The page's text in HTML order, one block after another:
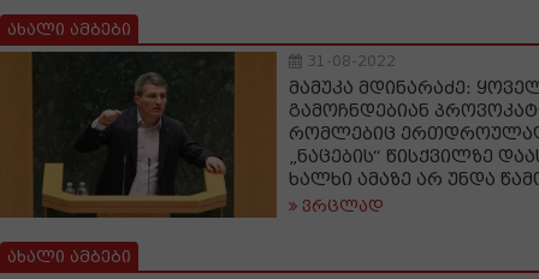
ახალი ამბები
31-08-2022
მამუკა მდინარაძე:
გამოჩნდებიან
რომლებიც
„ნაცების“ წისქვილზე
ხალხი ამაზე არ უნდა
ვრცლად
ახალი ამბები